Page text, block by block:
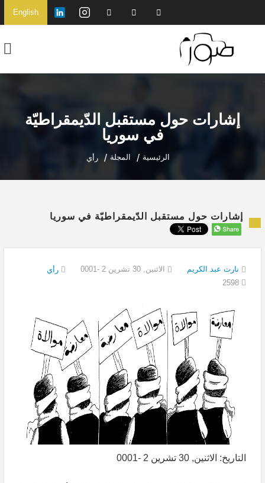
English
إشارات حول مستقبل الدّيمقراطيّة
في سوريا
الرئيسية المجلة رأي
إشارات حول مستقبل الدّيمقراطيّة في سوريا
نارت عبد الكريم الاثنين, 30 تشرين 2 -0001
رأي
التاريخ: الاثنين, 30 تشرين 2 -0001